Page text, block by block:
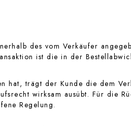
des vom Verkäufer
ist die in der
trägt der Kunde die dem
wirksam ausübt. Für die
Regelung.